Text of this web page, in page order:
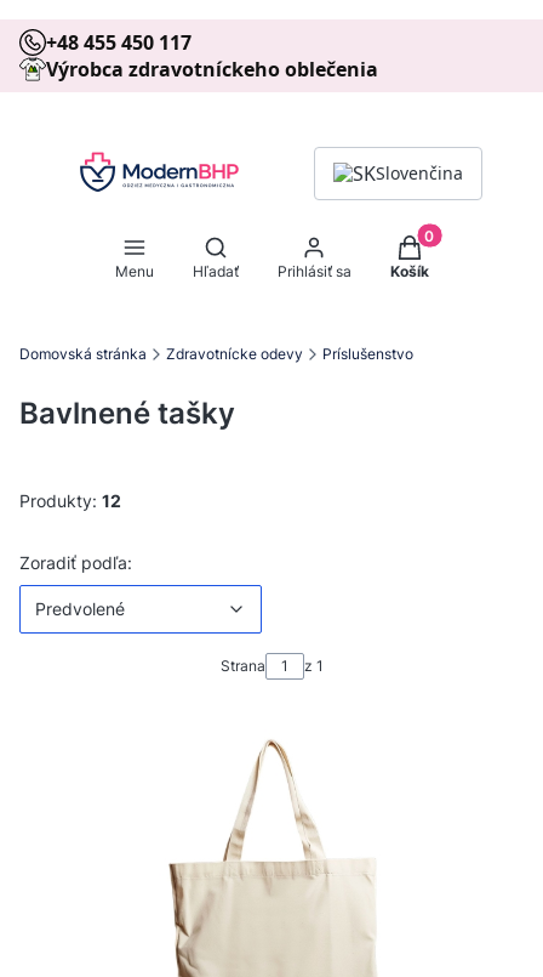
+48 455 450 117
Výrobca zdravotníckeho oblečenia
Slovenčina
Menu
Otvoriť vyhľadávač
Hľadať Prihlásiť sa
Produkty v
Košík
Domovská stránka Zdravotnícke odevy Príslušenstvo
Bavlnené tašky
Produkty: 12
Zoznam produktov
Zoradiť podľa:
Predvolené
Strana z 1